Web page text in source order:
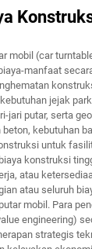
mobil (car
manfaat
jejak
jari putar, serta
kebutuhan
untuk
konstruksi
atau
atau seluruh
mobil. Para
engineering)
strategis